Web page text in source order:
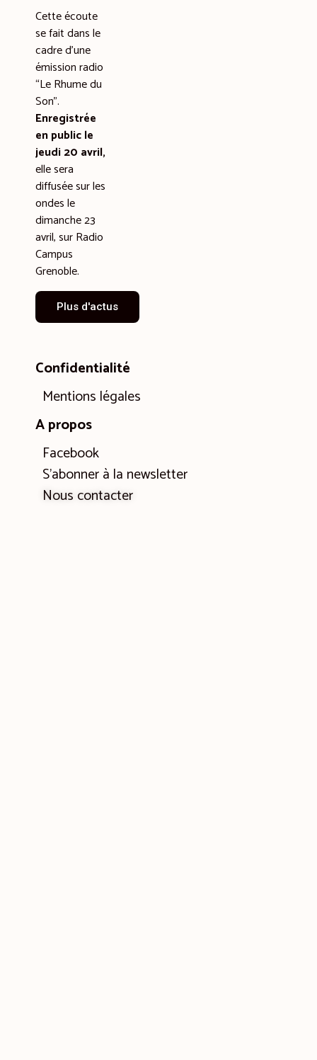
Cette écoute
se fait dans le
cadre d’une
émission radio
“Le Rhume du
Son”.
Enregistrée
en public le
jeudi 20 avril,
elle sera
diffusée sur les
ondes le
dimanche 23
avril, sur Radio
Campus
Grenoble.
Plus d'actus
Confidentialité
Mentions légales
A propos
Facebook
S’abonner à la newsletter
Nous contacter